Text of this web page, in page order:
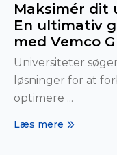
Maksimér dit
En ultimativ
med Vemco
Universiteter
løsninger for at
optimere ...
Læs mere